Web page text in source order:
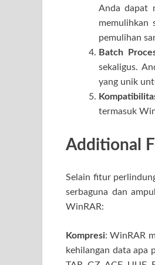
Anda dapat
memulihkan
pemulihan
Batch
sekaligus.
yang unik
termasuk
Additional
Selain fitur
serbaguna dan
WinRAR:
Kompresi: WinRAR
kehilangan data apa